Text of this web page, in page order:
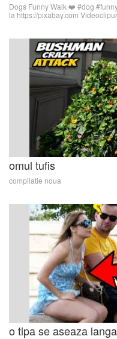
Dogs Funny Walk ❤️ #dog
la https://pixabay.com
omul tufis
compilatie noua
o tipa se aseaza